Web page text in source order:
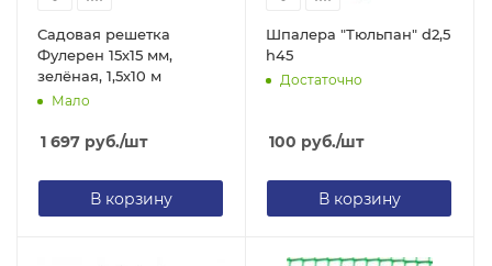
Садовая решетка
Фулерен 15х15 мм,
зелёная, 1,5х10 м
Мало
1 697 руб./шт
В корзину
Шпалера "Тюльпан" d2,5
h45
Достаточно
100 руб./шт
В корзину